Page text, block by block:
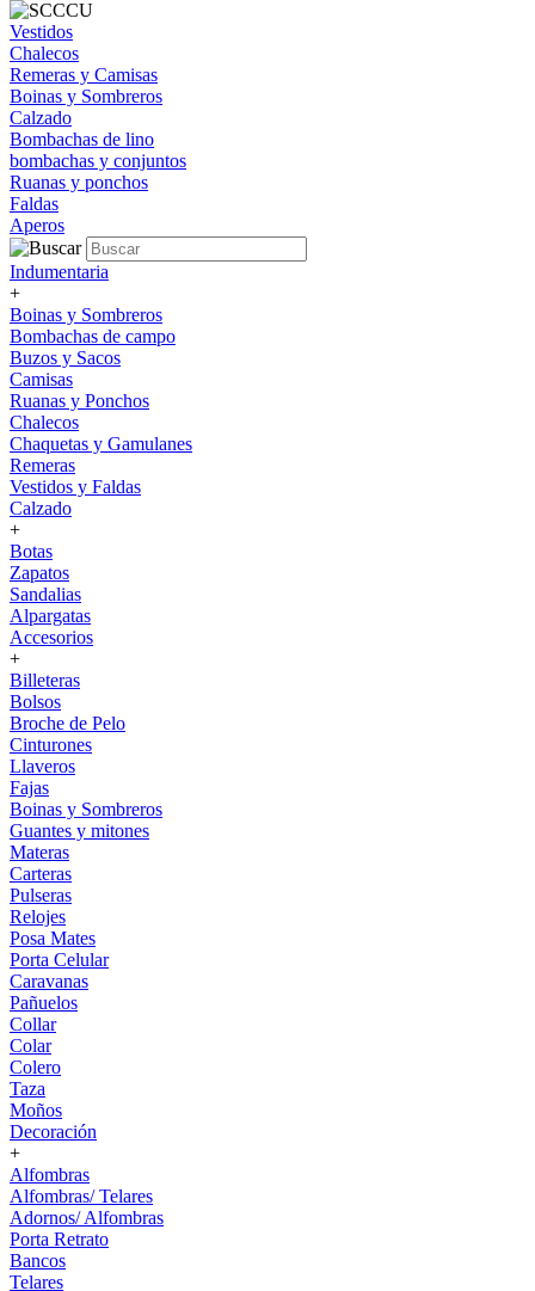
Vestidos
Chalecos
Remeras y Camisas
Boinas y Sombreros
Calzado
Bombachas de lino
bombachas y conjuntos
Ruanas y ponchos
Faldas
Aperos
Indumentaria
+
Boinas y Sombreros
Bombachas de campo
Buzos y Sacos
Camisas
Ruanas y Ponchos
Chalecos
Chaquetas y Gamulanes
Remeras
Vestidos y Faldas
Calzado
+
Botas
Zapatos
Sandalias
Alpargatas
Accesorios
+
Billeteras
Bolsos
Broche de Pelo
Cinturones
Llaveros
Fajas
Boinas y Sombreros
Guantes y mitones
Materas
Carteras
Pulseras
Relojes
Posa Mates
Porta Celular
Caravanas
Pañuelos
Collar
Colar
Colero
Taza
Moños
Decoración
+
Alfombras
Alfombras/ Telares
Adornos/ Alfombras
Porta Retrato
Bancos
Telares